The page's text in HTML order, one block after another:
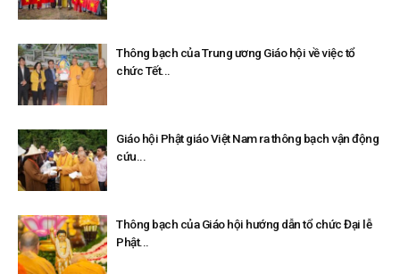
Thông bạch của Trung ương Giáo hội về việc tổ
chức Tết...
Giáo hội Phật giáo Việt Nam ra thông bạch vận động
cứu...
Thông bạch của Giáo hội hướng dẫn tổ chức Đại lễ
Phật...